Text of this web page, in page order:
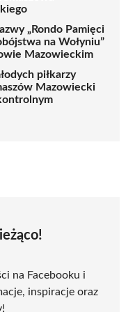
„Rondo Pamięci
na Wołyniu”
Mazowieckim
piłkarzy
Mazowiecki
na Facebooku i
inspiracje oraz